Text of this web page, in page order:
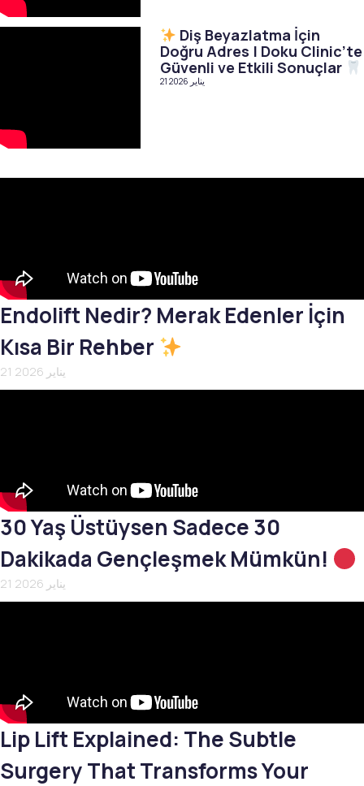
Diş Beyazlatma İçin
Doğru Adres | Doku Clinic’te
Güvenli ve Etkili Sonuçlar
21 يناير 2026
Endolift Nedir? Merak Edenler İçin
Kısa Bir Rehber
21 يناير 2026
30 Yaş Üstüysen Sadece 30
Dakikada Gençleşmek Mümkün!
21 يناير 2026
Lip Lift Explained: The Subtle
Surgery That Transforms Your